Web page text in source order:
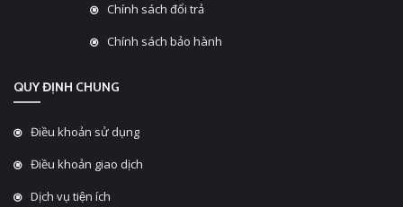
Chính sách đổi trả
Chính sách bảo hành
QUY ĐỊNH CHUNG
Điều khoản sử dụng
Điều khoản giao dịch
Dịch vụ tiện ích